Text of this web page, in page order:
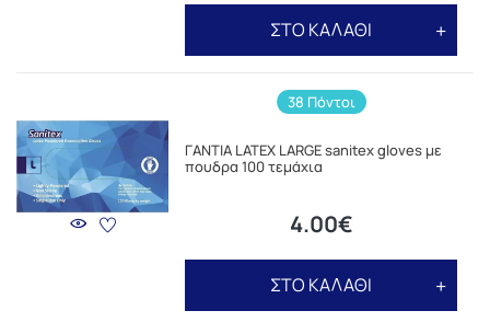
ΣΤΟ ΚΑΛΑΘΙ
38 Πόντοι
ΓΑΝΤΙΑ LATEX LARGE sanitex gloves με
πουδρα 100 τεμάχια
4.00€
ΣΤΟ ΚΑΛΑΘΙ